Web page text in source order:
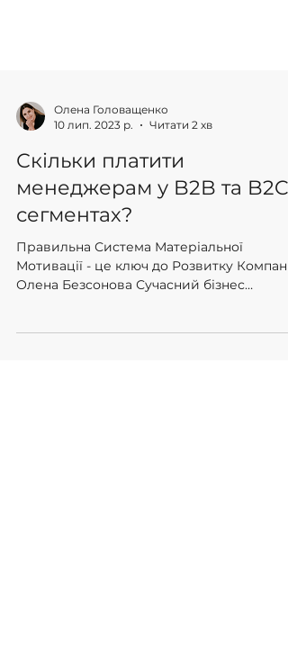
10 лип. 2023 р.
Читати 2 хв
Скільки платити
менеджерам у B2B та B2C
сегментах?
Правильна Система Матеріальної
стикається з гострою...